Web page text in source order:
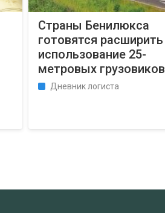
Страны Бенилюкса
готовятся расширить
использование 25-
метровых грузовиков
Дневник логиста